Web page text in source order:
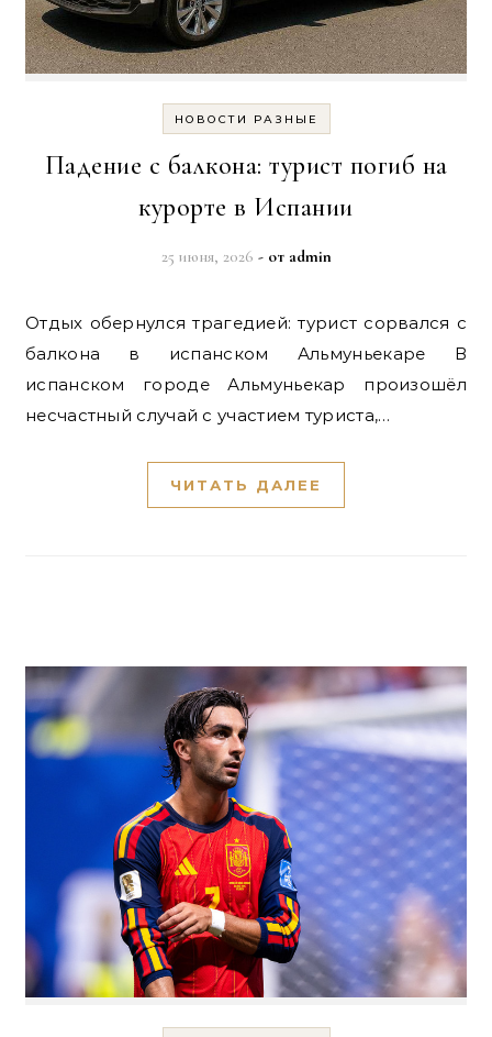
НОВОСТИ РАЗНЫЕ
Падение с балкона: турист погиб на
курорте в Испании
25 июня, 2026 - от admin
Отдых обернулся трагедией: турист сорвался с
балкона в испанском Альмуньекаре В
испанском городе Альмуньекар произошёл
несчастный случай с участием туриста,…
ЧИТАТЬ ДАЛЕЕ